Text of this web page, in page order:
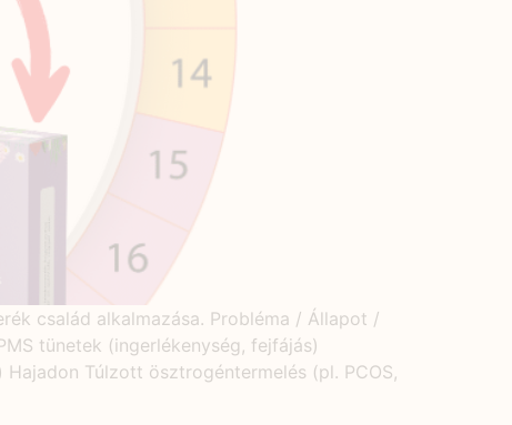
család alkalmazása. Probléma / Állapot /
tünetek (ingerlékenység, fejfájás)
Túlzott ösztrogéntermelés (pl. PCOS,